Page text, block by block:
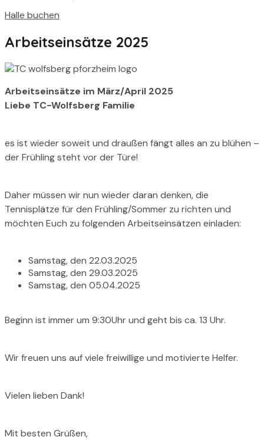
Halle buchen
Arbeitseinsätze 2025
Arbeitseinsätze im März/April 2025
Liebe TC-Wolfsberg Familie
es ist wieder soweit und draußen fängt alles an zu blühen –
der Frühling steht vor der Türe!
Daher müssen wir nun wieder daran denken, die
Tennisplätze für den Frühling/Sommer zu richten und
möchten Euch zu folgenden Arbeitseinsätzen einladen:
Samstag, den 22.03.2025
Samstag, den 29.03.2025
Samstag, den 05.04.2025
Beginn ist immer um 9:30Uhr und geht bis ca. 13 Uhr.
Wir freuen uns auf viele freiwillige und motivierte Helfer.
Vielen lieben Dank!
Mit besten Grüßen,